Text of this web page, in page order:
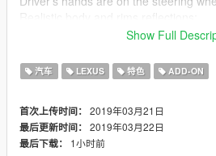
Realistic world reflections;
Working gauges and speedometer;
Dirt mapping;
No tail light corona;
Can be used in GTA Online!(only
2 version: WALD and Stock.
Show Full
汽车 LEXUS 特色 ADD-ON
首次上传时间： 2019年03月21日
最后更新时间： 2019年03月22日
最后下载：
1小时前